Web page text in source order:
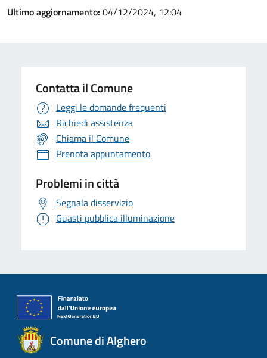
Ultimo aggiornamento: 04/12/2024, 12:04
Contatta il Comune
Leggi le domande frequenti
Richiedi assistenza
Chiama il Comune
Prenota appuntamento
Problemi in città
Segnala disservizio
Guasti pubblica illuminazione
Comune di Alghero